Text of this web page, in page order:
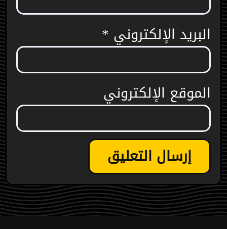
البريد الإلكتروني *
الموقع الإلكتروني